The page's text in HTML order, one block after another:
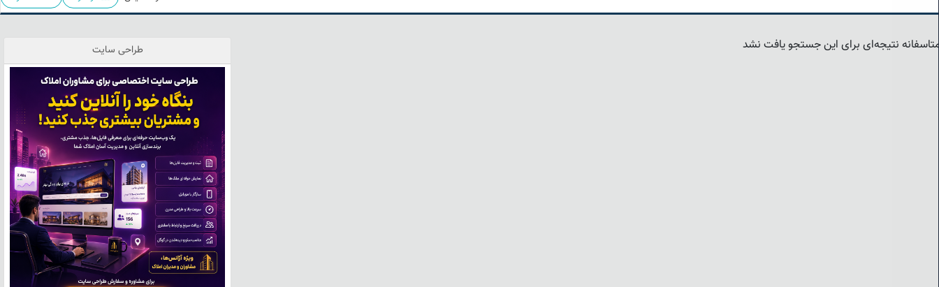
نتیجه‌ای برای این جستجو یافت نشد طراحی سایت